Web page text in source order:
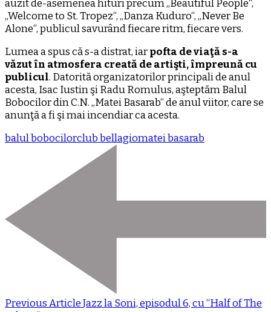
auzit de-asemenea hituri precum „Beautiful People“,
„Welcome to St. Tropez“, „Danza Kuduro“, „Never Be
Alone“, publicul savurând fiecare ritm, fiecare vers.
Lumea a spus că s-a distrat, iarpofta de viaţă s-a
văzut în atmosfera creată de artişti, împreună cu
publicul. Datorită organizatorilor principali de anul
acesta, Isac Iustin şi Radu Romulus, aşteptăm Balul
Bobocilor din C.N. „Matei Basarab“ de anul viitor, care se
anunţă a fi şi mai incendiar ca acesta.
balul bobocilorclub bellagiomatei basarab
Previous ArticleJazz la Soni, episodul 6, cu “Half of The